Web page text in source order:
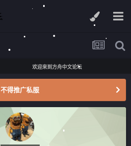
欢迎来到方舟中文论坛
不得推广私服